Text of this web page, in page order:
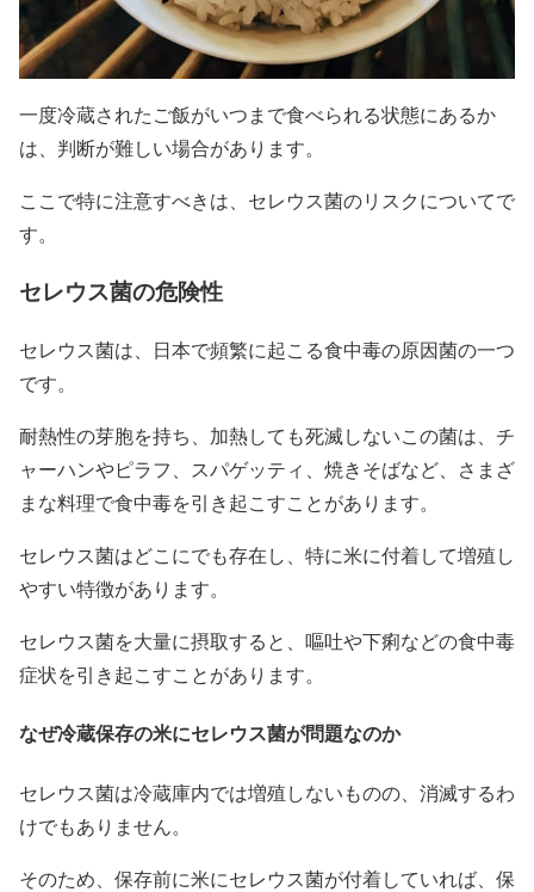
一度冷蔵されたご飯がいつまで食べられる状態にあるか
は、判断が難しい場合があります。
ここで特に注意すべきは、セレウス菌のリスクについてで
す。
セレウス菌の危険性
セレウス菌は、日本で頻繁に起こる食中毒の原因菌の一つ
です。
耐熱性の芽胞を持ち、加熱しても死滅しないこの菌は、チ
ャーハンやピラフ、スパゲッティ、焼きそばなど、さまざ
まな料理で食中毒を引き起こすことがあります。
セレウス菌はどこにでも存在し、特に米に付着して増殖し
やすい特徴があります。
セレウス菌を大量に摂取すると、嘔吐や下痢などの食中毒
症状を引き起こすことがあります。
なぜ冷蔵保存の米にセレウス菌が問題なのか
セレウス菌は冷蔵庫内では増殖しないものの、消滅するわ
けでもありません。
そのため、保存前に米にセレウス菌が付着していれば、保